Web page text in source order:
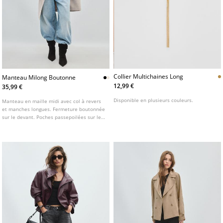
Manteau Milong Boutonne
35,99 €
Manteau en maille midi avec col à revers
et manches longues. Fermeture boutonnée
sur le devant. Poches passepoilées sur les
Collier Multichaines Long
12,99 €
Disponible en plusieurs couleurs.